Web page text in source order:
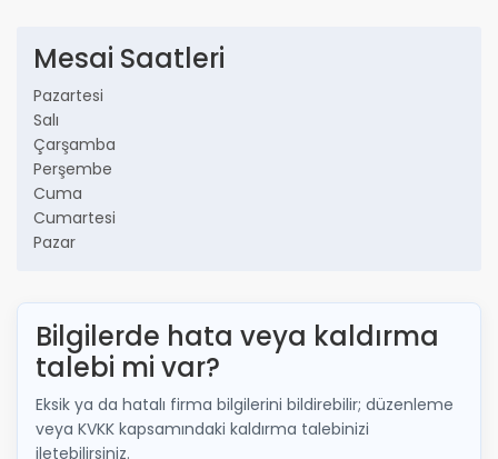
Mesai Saatleri
Pazartesi
Salı
Çarşamba
Perşembe
Cuma
Cumartesi
Pazar
Bilgilerde hata veya kaldırma
talebi mi var?
Eksik ya da hatalı firma bilgilerini bildirebilir; düzenleme
veya KVKK kapsamındaki kaldırma talebinizi
iletebilirsiniz.